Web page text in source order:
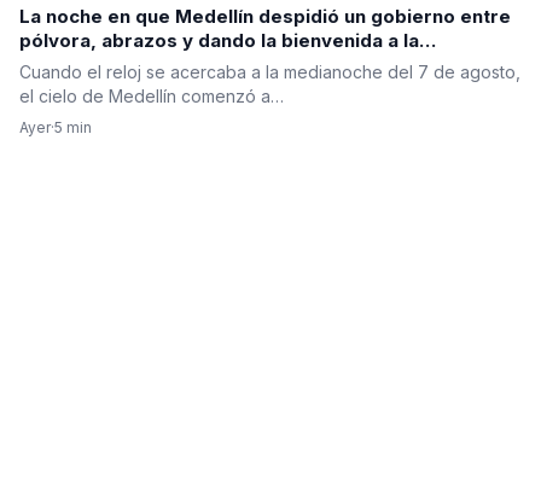
La noche en que Medellín despidió un gobierno entre
pólvora, abrazos y dando la bienvenida a la
esperanza de cambio
Cuando el reloj se acercaba a la medianoche del 7 de agosto,
el cielo de Medellín comenzó a…
Ayer·5 min